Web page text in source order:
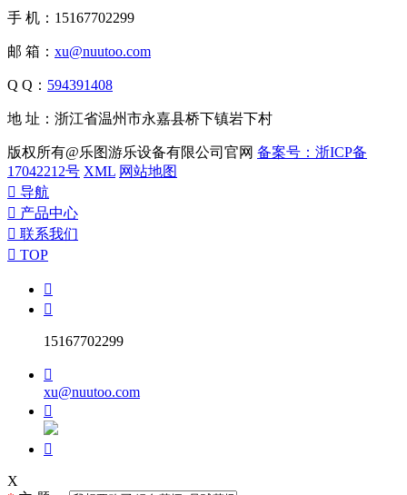
手 机：15167702299
邮 箱： xu@nuutoo.com
Q Q： 594391408
地 址：浙江省温州市永嘉县桥下镇岩下村
版权所有@乐图游乐设备有限公司官网 备案号：浙ICP备
17042212号 XML 网站地图
 导航
 产品中心
 联系我们
 TOP


15167702299

xu@nuutoo.com


X